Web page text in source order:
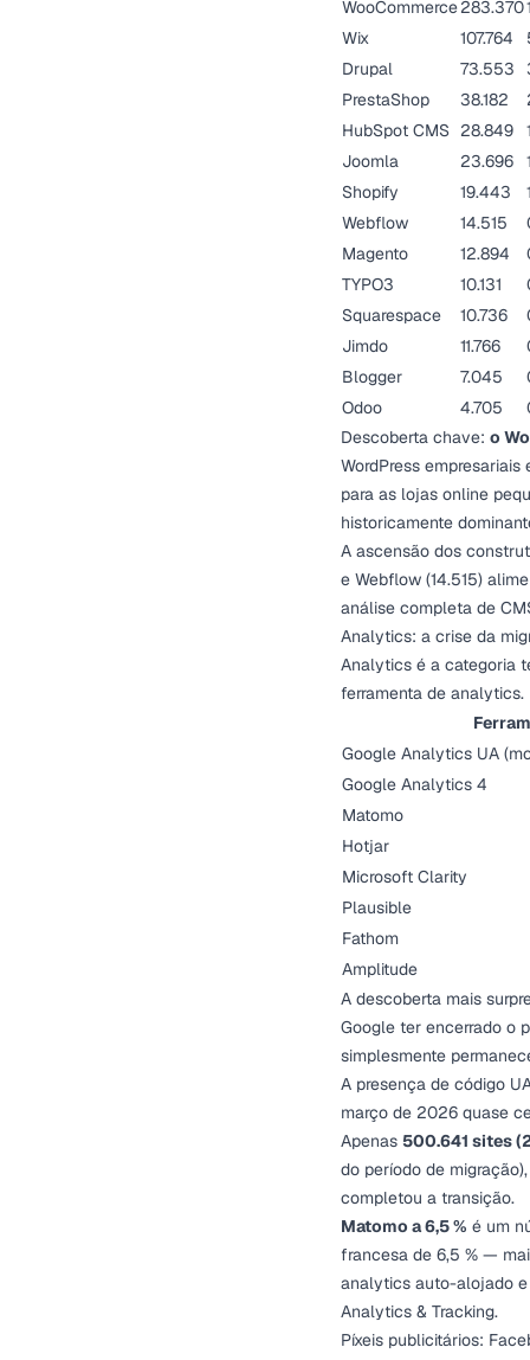
WooCommerce283.370
Wix
107.764
Drupal
73.553
PrestaShop
38.182
HubSpot CMS 28.849
Joomla
23.696
Shopify
19.443
Webflow
14.515
Magento
12.894
TYPO3
10.131
Squarespace
10.736
Jimdo
11.766
Blogger
7.045
Odoo
4.705
Descoberta chave: o
WordPress
para as lojas online
historicamente
A ascensão dos
e Webflow (14.515)
análise completa de
Analytics: a crise da
Analytics é a categoria
ferramenta de
Google Analytics UA
Google Analytics 4
Matomo
Hotjar
Microsoft Clarity
Plausible
Fathom
Amplitude
A descoberta mais
Google ter encerrado o
simplesmente
A presença de código
março de 2026 quase
Apenas 500.641 sites
do período de
completou a transição.
Matomo a 6,5 % é um
francesa de 6,5 % —
analytics auto-alojado
Analytics & Tracking.
Píxeis publicitários: